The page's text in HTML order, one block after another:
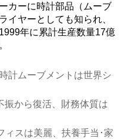
カーに時計部品（ムーブ
イヤーとしても知られ、
年に累計生産数量17億
計ムーブメントは世界シ
振から復活、財務体質は
ィスは美麗、扶養手当･家